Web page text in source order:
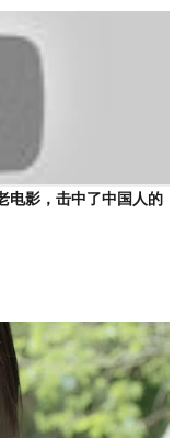
电影，击中了中国人的